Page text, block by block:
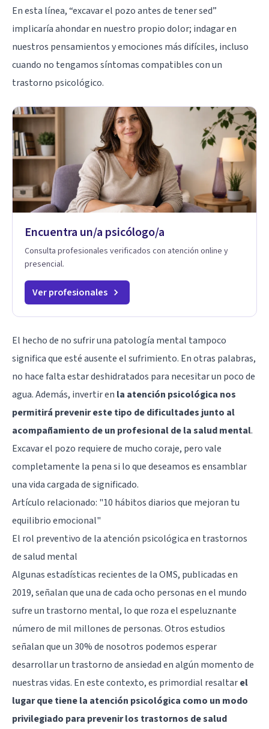
En esta línea, “excavar el pozo antes de tener sed”
implicaría ahondar en nuestro propio dolor; indagar en
nuestros pensamientos y emociones más difíciles, incluso
cuando no tengamos síntomas compatibles con un
trastorno psicológico.
Encuentra un/a psicólogo/a
Consulta profesionales verificados con atención online y
presencial.
Ver profesionales
El hecho de no sufrir una patología mental tampoco
significa que esté ausente el sufrimiento. En otras palabras,
no hace falta estar deshidratados para necesitar un poco de
agua. Además, invertir en la atención psicológica nos
permitirá prevenir este tipo de dificultades junto al
acompañamiento de un profesional de la salud mental.
Excavar el pozo requiere de mucho coraje, pero vale
completamente la pena si lo que deseamos es ensamblar
una vida cargada de significado.
Artículo relacionado: "10 hábitos diarios que mejoran tu
equilibrio emocional"
El rol preventivo de la atención psicológica en trastornos
de salud mental
Algunas estadísticas recientes de la OMS, publicadas en
2019, señalan que una de cada ocho personas en el mundo
sufre un trastorno mental, lo que roza el espeluznante
número de mil millones de personas. Otros estudios
señalan que un 30% de nosotros podemos esperar
desarrollar un trastorno de ansiedad en algún momento de
nuestras vidas. En este contexto, es primordial resaltarel
lugar que tiene la atención psicológica como un modo
privilegiado para prevenir los trastornos de salud